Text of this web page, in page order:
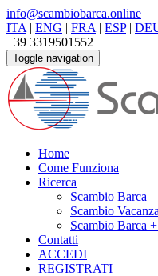
info@scambiobarca.online
ITA | ENG | FRA | ESP|
+39 3319501552
Toggle navigation
Home
Come Funziona
Ricerca
Scambio Barca
Scambio
Scambio Barca
Contatti
ACCEDI
REGISTRATI